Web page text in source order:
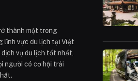
thành một trong
lĩnh vực du lịch tại Việt
vụ du lịch tốt nhất,
người có cơ hội trải